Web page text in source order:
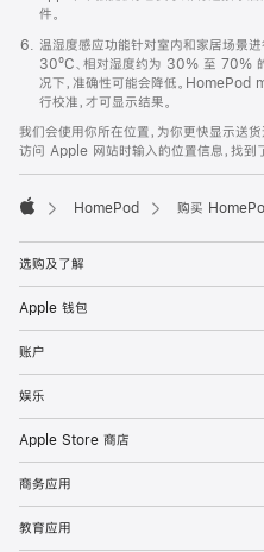
件。
温湿度感应功能针对室内和家居场景
30ºC、相对湿度约为 30% 至 70%
况下，准确性可能会降低。HomePod
行校准，才可显示结果。
我们会使用你所在位置，为你更快显示送
访问 Apple 网站时输入的位置信息，找到
HomePod 购买
选购及了解
Apple 钱包
账户
娱乐
Apple Store 商店
商务应用
教育应用